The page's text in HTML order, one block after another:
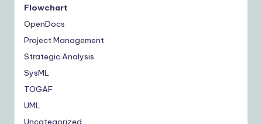
Flowchart
OpenDocs
Project Management
Strategic Analysis
SysML
TOGAF
UML
Uncategorized